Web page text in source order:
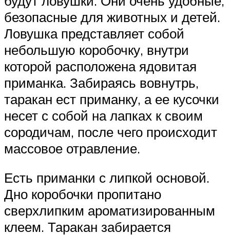
безопасные для животных и детей.
Ловушка представляет собой
небольшую коробочку, внутри
которой расположена ядовитая
приманка. Забираясь вовнутрь,
таракан ест приманку, а ее кусочки
несет с собой на лапках к своим
сородичам, после чего происходит
массовое отравление.
Есть приманки с липкой основой.
Дно коробочки пропитано
сверхлипким ароматизированным
клеем. Таракан забирается